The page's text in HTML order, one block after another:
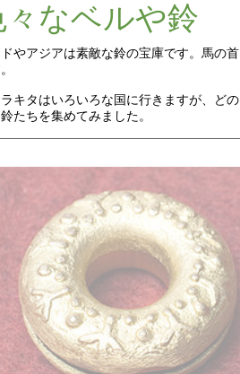
々なベルや鈴
やアジアは素敵な鈴の宝庫です。馬の
キタはいろいろな国に行きますが、ど
たちを集めてみました。